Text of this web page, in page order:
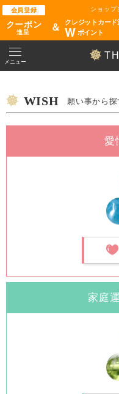
会員登録
クーポン
進呈
ショップ
＆
クレジットカード
Wポイント
メニュー
WISH 願い事から探
愛
家庭